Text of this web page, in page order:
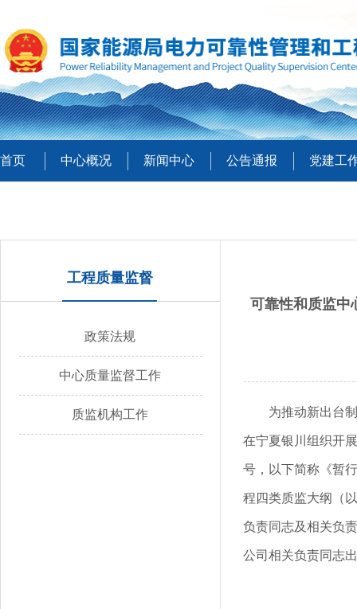
首页 中心概况 新闻中心 公告通报 党建工
工程质量监督
政策法规
中心质量监督工作
质监机构工作
可靠性和质监中
为推动新出台
在宁夏银川组织开
号，以下简称《暂
程四类质监大纲（
负责同志及相关负
公司相关负责同志